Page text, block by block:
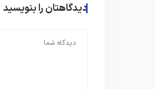
دیدگاهتان را بنویسید